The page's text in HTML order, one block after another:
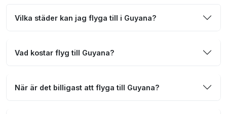
Vilka städer kan jag flyga till i Guyana?
Vad kostar flyg till Guyana?
När är det billigast att flyga till Guyana?